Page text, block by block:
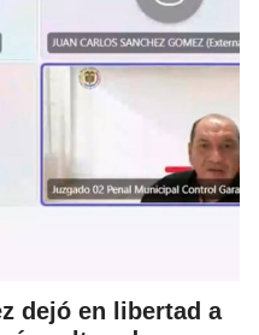
dejó en libertad a